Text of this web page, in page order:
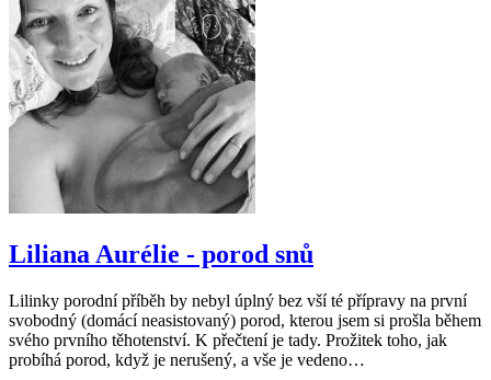
Liliana Aurélie - porod snů
Lilinky porodní příběh by nebyl úplný bez vší té přípravy na první
svobodný (domácí neasistovaný) porod, kterou jsem si prošla během
svého prvního těhotenství. K přečtení je tady. Prožitek toho, jak
probíhá porod, když je nerušený, a vše je vedeno…